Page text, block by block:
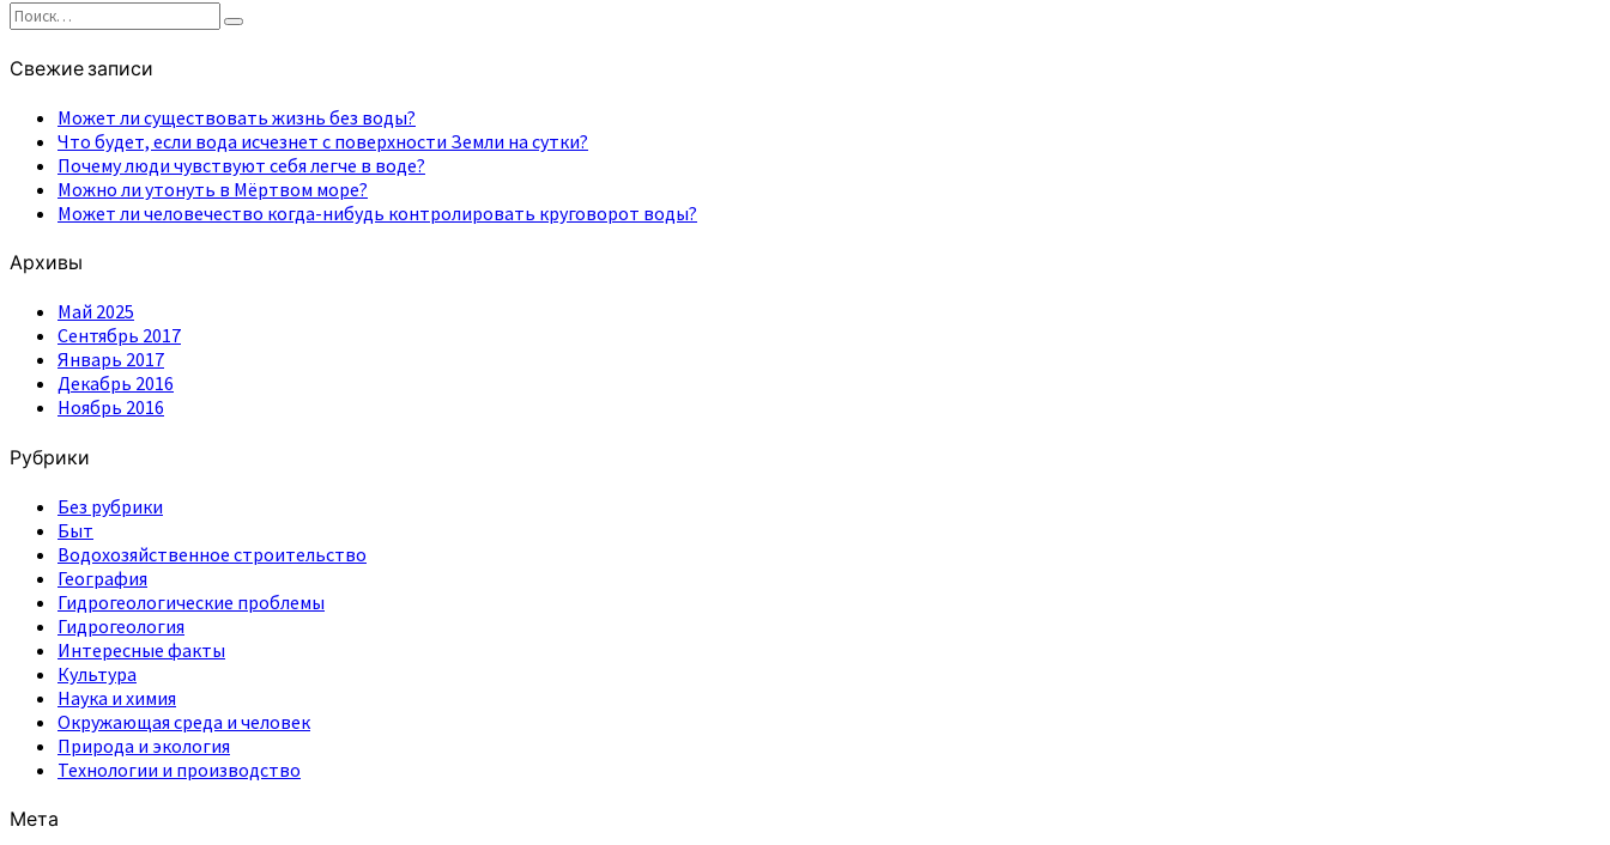
Найти:
Поиск
Свежие записи
Может ли существовать жизнь без воды?
Что будет, если вода исчезнет с поверхности Земли на сутки?
Почему люди чувствуют себя легче в воде?
Можно ли утонуть в Мёртвом море?
Может ли человечество когда-нибудь контролировать круговорот воды?
Архивы
Май 2025
Сентябрь 2017
Январь 2017
Декабрь 2016
Ноябрь 2016
Рубрики
Без рубрики
Быт
Водохозяйственное строительство
География
Гидрогеологические проблемы
Гидрогеология
Интересные факты
Культура
Наука и химия
Окружающая среда и человек
Природа и экология
Технологии и производство
Мета